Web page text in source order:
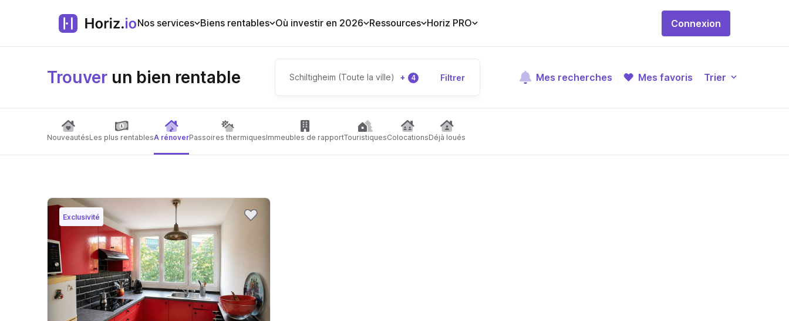
Nos services Biens rentables Où investir en 2026 Ressources Horiz PRO Connexion
Trouver un bien rentable Schiltigheim (Toute la ville) + 4 Filtrer Mes recherches Mes favoris Trier
NouveautésLes plus rentablesA rénoverPassoires thermiquesImmeubles de rapportTouristiquesColocationsDéjà loués
Exclusivité